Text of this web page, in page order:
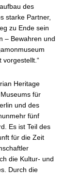
des
starke Partner,
zu Ende sein
– Bewahren und
vorgestellt.“
Heritage
für
und des
fünf
Es ist Teil des
für die Zeit
die Kultur- und
Durch die